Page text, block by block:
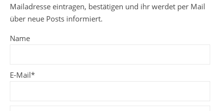
Mailadresse eintragen, bestätigen und ihr werdet per Mail
über neue Posts informiert.
Name
E-Mail*